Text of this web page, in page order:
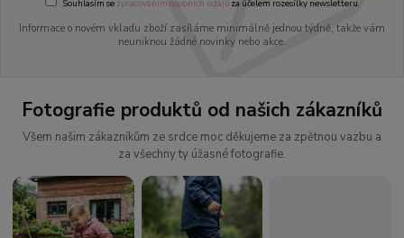
Souhlasím se zpracováním osobních údajůza účelem rozesílky newsletteru.
Informace o novém vkladu zboží zasíláme minimálně jednou týdně, takže vám
neuniknou žádné novinky nebo akce.
Fotografie produktů od našich zákazníků
Všem našim zákazníkům ze srdce moc děkujeme za zpětnou vazbu a
za všechny ty úžasné fotografie.